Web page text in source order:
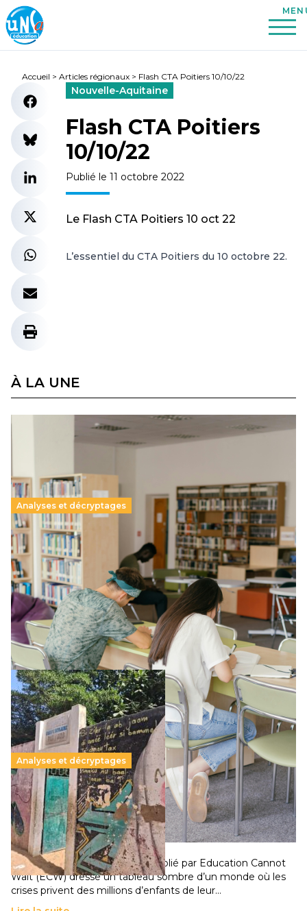
Accueil > Articles régionaux > Flash CTA Poitiers 10/10/22
Nouvelle-Aquitaine
Flash CTA Poitiers
10/10/22
Publié le 11 octobre 2022
Le Flash CTA Poitiers 10 oct 22
L’essentiel du CTA Poitiers du 10 octobre 22.
À LA UNE
Analyses et décryptages
Supérieur privé : une dérive qui met à mal la
promesse républicaine
11 juillet 2026-
Le projet de loi sur la régulation de l’enseignement
supérieur privé met en lumière l’amplification d’un système
qui relègue l’acte pédagogique au superfétatoire, voire à…
Lire la suite →
Analyses et décryptages
258 millions d’enfants victimes de la guerre, des
chocs climatiques et des déplacements de
population
11 juillet 2026- National
Un nouveau rapport mondial publié par Education Cannot
Wait (ECW) dresse un tableau sombre d’un monde où les
crises privent des millions d’enfants de leur…